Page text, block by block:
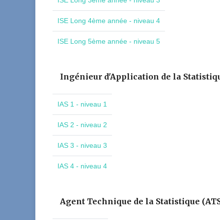
ISE Long 4ème année - niveau 4
ISE Long 5ème année - niveau 5
Ingénieur d'Application de la
IAS 1 - niveau 1
IAS 2 - niveau 2
IAS 3 - niveau 3
IAS 4 - niveau 4
Agent Technique de la Statistique